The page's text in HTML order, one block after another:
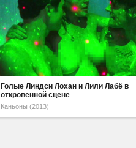
Голые Линдси Лохан и Лили Лабё в
откровенной сцене
Каньоны (2013)